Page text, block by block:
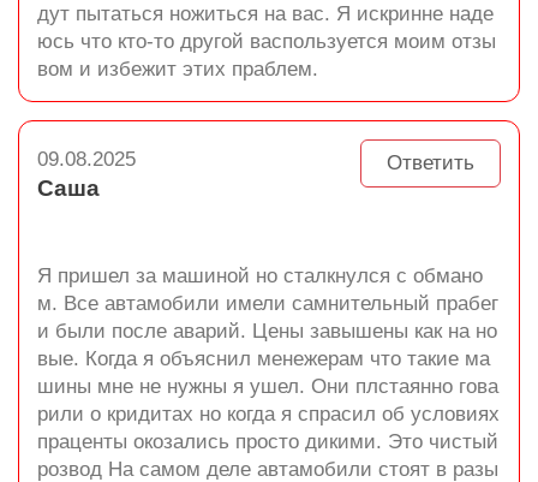
дут пытаться ножиться на вас. Я искринне наде
юсь что кто-то другой васпользуется моим отзы
вом и избежит этих праблем.
Ответить
09.08.2025
Саша
Я пришел за машиной но сталкнулся с обмано
м. Все автамобили имели самнительный прабег
и были после аварий. Цены завышены как на но
вые. Когда я объяснил менежерам что такие ма
шины мне не нужны я ушел. Они плстаянно гова
рили о кридитах но когда я спрасил об условиях
праценты окозались просто дикими. Это чистый
розвод На самом деле автамобили стоят в разы